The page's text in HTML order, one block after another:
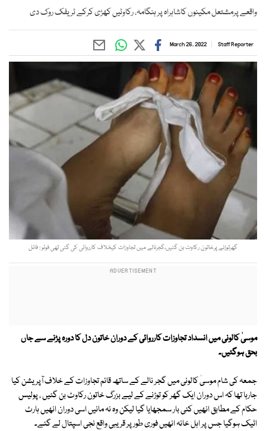
واقعے پرمشتعل مکینوں کاشاہراہ پر ہنگامہ، رکاوٹیں کھڑی کرکے ٹریفک روک دی
Staff Reporter
March 26, 2022
گھرتوڑنے پرخاتون رکاوٹ بن گئیں،گجرنالے میں تجاوزات کیخلاف کارروائی کی گئی تھی فوٹو : فائل
موسیٰ کالونی میں انسداد تجاوزات کارروائی کے دوران خاتون دل کا دورہ پڑنے سے جاں
بحق ہوگئیں۔
جمعہ کی شام موسیٰ کالونی میں گجر نالے کے ساتھ قائم تجاوزات کے خلاف آپریشن کیا
جارہا تھا کہ اس دوران ایک گھر کو توڑنے کے لیے بزرگ خاتون رکاوٹ بن گئیں ، پولیس
حکام کے مطابق انھیں کئی بار سمجھایا گیا لیکن وہ نہ مانیں اسی دوران انھیں ہارٹ
اٹیک ہوگیا جس پر اہل خانہ انھیں فوری طور پر قریبی واقع نجی اسپتال لے گئے۔